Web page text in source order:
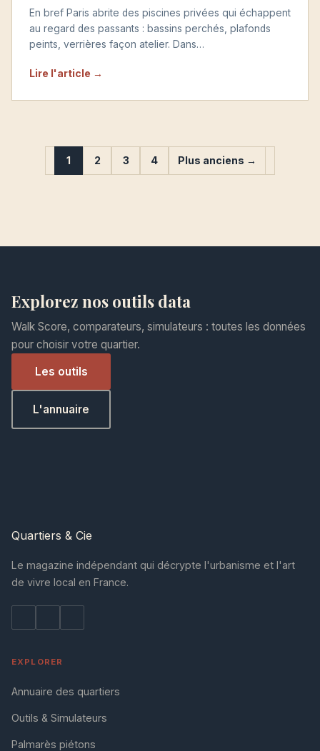
En bref Paris abrite des piscines privées qui échappent
au regard des passants : bassins perchés, plafonds
peints, verrières façon atelier. Dans…
Lire l'article →
1 2 3 4 Plus anciens →
Explorez nos outils data
Walk Score, comparateurs, simulateurs : toutes les données
pour choisir votre quartier.
Les outils
L'annuaire
Quartiers & Cie
Le magazine indépendant qui décrypte l'urbanisme et l'art
de vivre local en France.
EXPLORER
Annuaire des quartiers
Outils & Simulateurs
Palmarès piétons